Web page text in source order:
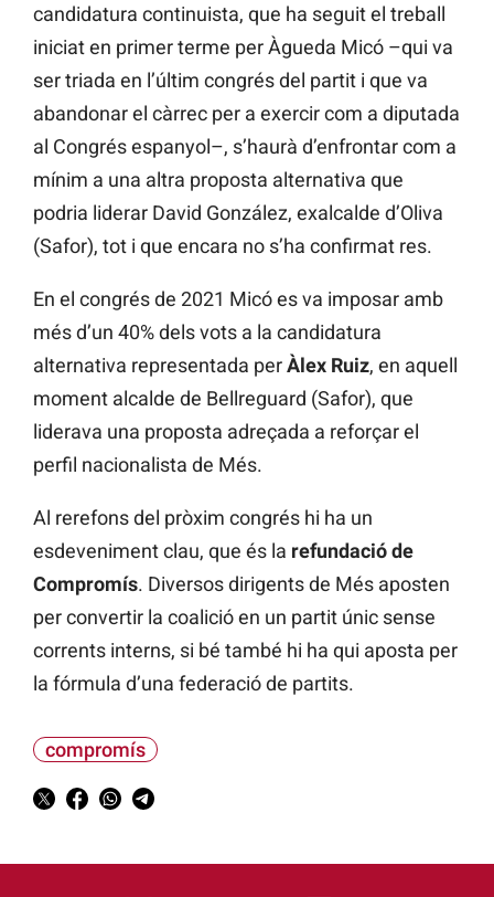
candidatura continuista, que ha seguit el treball
iniciat en primer terme per Àgueda Micó –qui va
ser triada en l’últim congrés del partit i que va
abandonar el càrrec per a exercir com a diputada
al Congrés espanyol–, s’haurà d’enfrontar com a
mínim a una altra proposta alternativa que
podria liderar David González, exalcalde d’Oliva
(Safor), tot i que encara no s’ha confirmat res.
En el congrés de 2021 Micó es va imposar amb
més d’un 40% dels vots a la candidatura
alternativa representada perÀlex Ruiz, en aquell
moment alcalde de Bellreguard (Safor), que
liderava una proposta adreçada a reforçar el
perfil nacionalista de Més.
Al rerefons del pròxim congrés hi ha un
esdeveniment clau, que és la refundació de
Compromís. Diversos dirigents de Més aposten
per convertir la coalició en un partit únic sense
corrents interns, si bé també hi ha qui aposta per
la fórmula d’una federació de partits.
compromís